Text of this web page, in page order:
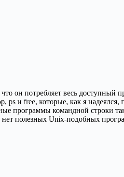
он потребляет весь
ps и free, которые, как я
программы командной строки
полезных Unix-подобных